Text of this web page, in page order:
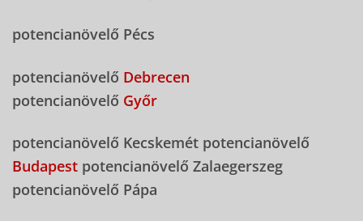
potencianövelő Pécs
potencianövelő Debrecen
potencianövelő Győr
potencianövelő Kecskemét potencianövelő
Budapest potencianövelő Zalaegerszeg
potencianövelő Pápa